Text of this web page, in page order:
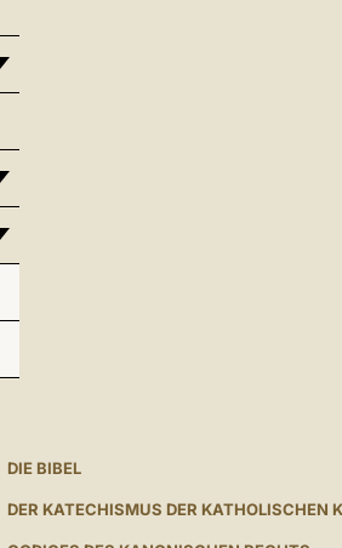
DIE BIBEL
DER KATECHISMUS DER KATHOLISCHEN